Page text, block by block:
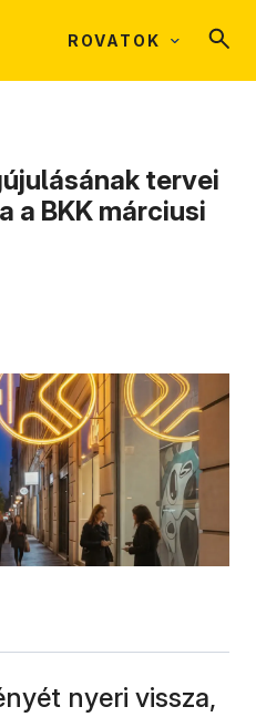
ROVATOK
tervei
a BKK márciusi
nyeri vissza,